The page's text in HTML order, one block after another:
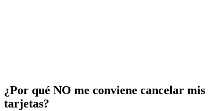
¿Por qué NO me conviene cancelar mis
tarjetas?